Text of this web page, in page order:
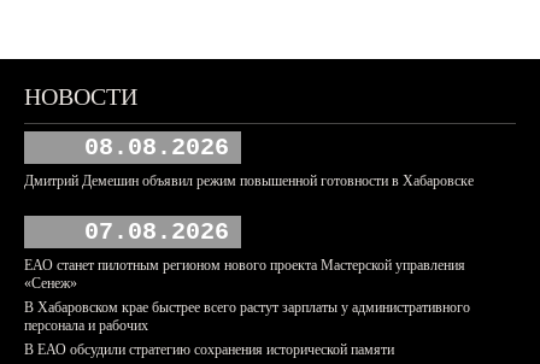
НОВОСТИ
08.08.2026
Дмитрий Демешин объявил режим повышенной готовности в Хабаровске
07.08.2026
ЕАО станет пилотным регионом нового проекта Мастерской управления
«Сенеж»
В Хабаровском крае быстрее всего растут зарплаты у административного
персонала и рабочих
В ЕАО обсудили стратегию сохранения исторической памяти